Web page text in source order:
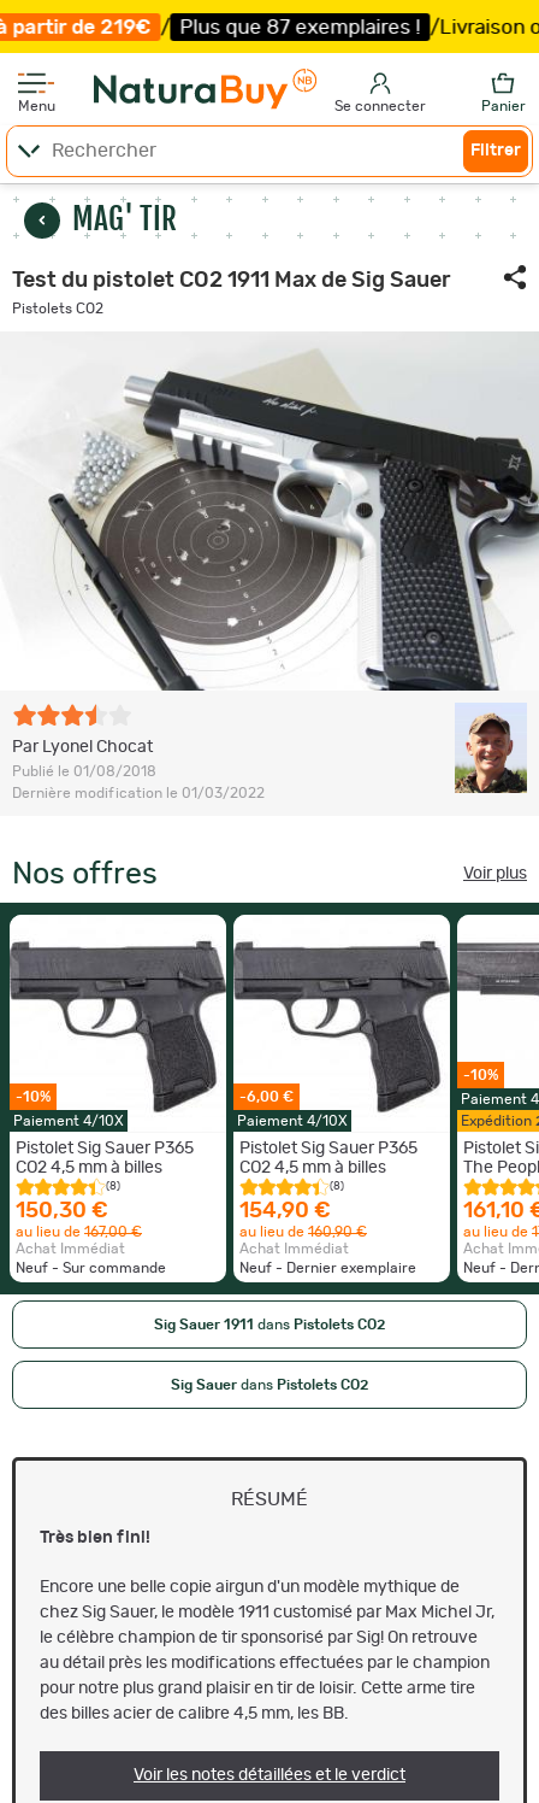
que 87 exemplaires ! /Livraison offerte et expédition
Menu Se connecter Panier
Filtrer
MAG' TIR
Test du pistolet CO2 1911 Max de Sig Sauer
Pistolets CO2
Par Lyonel Chocat
Publié le 01/08/2018
Dernière modification le 01/03/2022
Nos offres Voir plus
-10%
Paiement 4/10X
Pistolet Sig Sauer P365
CO2 4,5 mm à billes
(8)
150,30 €
au lieu de 167,00 €
Achat Immédiat
Neuf - Sur commande
-6,00 €
Paiement 4/10X
Pistolet Sig Sauer P365
CO2 4,5 mm à billes
(8)
154,90 €
au lieu de 160,90 €
Achat Immédiat
Neuf - Dernier exemplaire
-10%
Paiement
Expédition
Pistolet
The
161,10
au lieu de
Achat
Neuf -
Sig Sauer 1911 dans Pistolets CO2
Sig Sauer dans Pistolets CO2
RÉSUMÉ
Très bien fini!
Encore une belle copie airgun d'un modèle mythique de
chez Sig Sauer, le modèle 1911 customisé par Max Michel Jr,
le célèbre champion de tir sponsorisé par Sig! On retrouve
au détail près les modifications effectuées par le champion
pour notre plus grand plaisir en tir de loisir. Cette arme tire
des billes acier de calibre 4,5 mm, les BB.
Voir les notes détaillées et le verdict